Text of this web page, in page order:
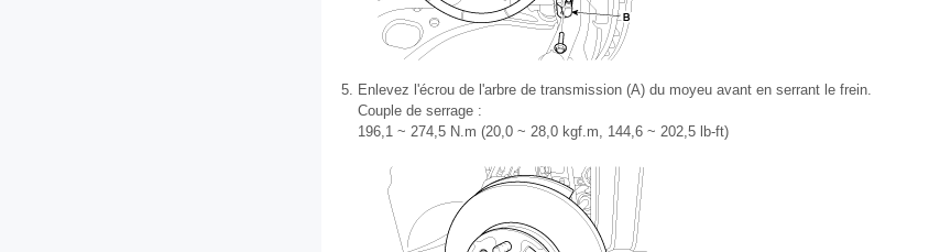
5. Enlevez l'écrou de l'arbre de transmission (A) du moyeu avant en serrant le frein.
Couple de serrage :
196,1 ~ 274,5 N.m (20,0 ~ 28,0 kgf.m, 144,6 ~ 202,5 lb-ft)